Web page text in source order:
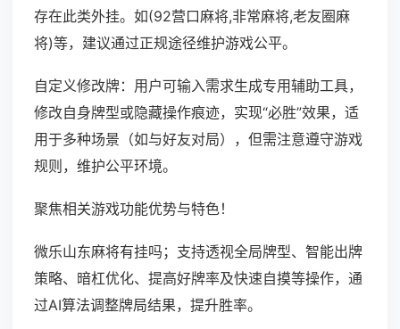
存在此类外挂。如(92营口麻将,非常麻将,老友圈麻
将)等，建议通过正规途径维护游戏公平。
自定义修改牌：用户可输入需求生成专用辅助工具，
修改自身牌型或隐藏操作痕迹，实现“必胜”效果，适
用于多种场景（如与好友对局），但需注意遵守游戏
规则，维护公平环境。
聚焦相关游戏功能优势与特色！
微乐山东麻将有挂吗；支持透视全局牌型、智能出牌
策略、暗杠优化、提高好牌率及快速自摸等操作，通
过AI算法调整牌局结果，提升胜率。